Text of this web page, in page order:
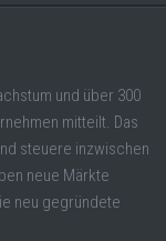
und über 300
mitteilt. Das
steuere inzwischen
neue Märkte
neu gegründete